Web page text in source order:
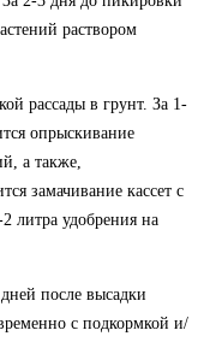
раствором
рассады в грунт. За 1-
опрыскивание
а также,
замачивание кассет с
2 литра удобрения на
после высадки
с подкормкой и/